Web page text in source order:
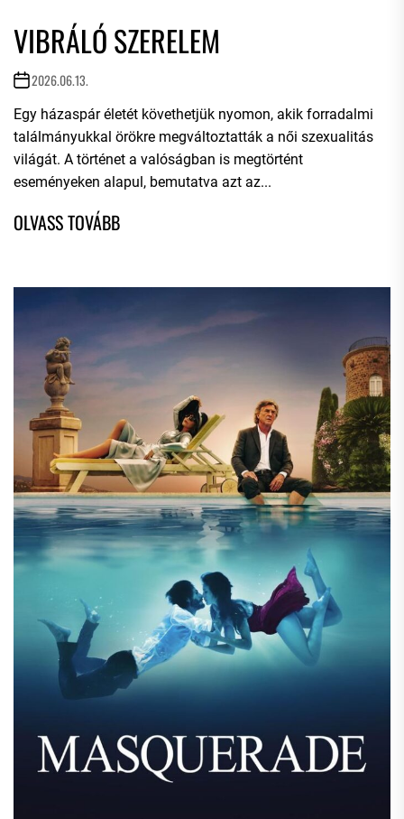
VIBRÁLÓ SZERELEM
2026.06.13.
Egy házaspár életét követhetjük nyomon, akik forradalmi
találmányukkal örökre megváltoztatták a női szexualitás
világát. A történet a valóságban is megtörtént
eseményeken alapul, bemutatva azt az...